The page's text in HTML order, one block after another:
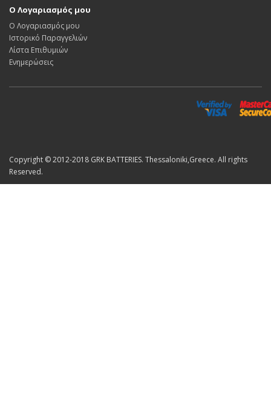
Ο Λογαριασμός μου
Ο Λογαριασμός μου
Ιστορικό Παραγγελιών
Λίστα Επιθυμιών
Ενημερώσεις
Copyright © 2012-2018 GRK BATTERIES. Thessaloniki,Greece. All rights
Reserved.